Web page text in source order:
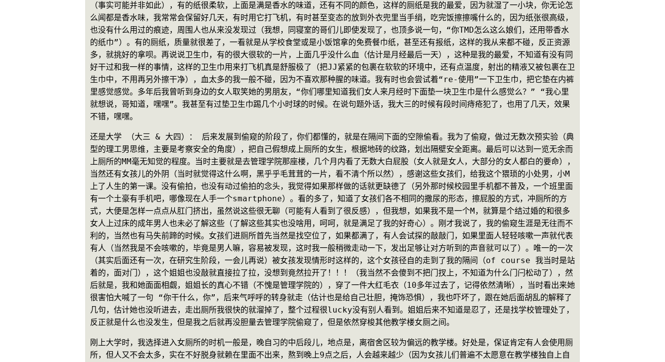
（事实可能并非如此），有的纸很柔软，上面是满是香水的味道，还有不同的颜色，这样的厕纸是我的最爱，因为就湿了一小块，你无论怎
么闻都是香水味，我常常会保留好几天，有时用它打飞机，有时甚至变态的放到外衣兜里当手绢，吃完饭擦擦嘴什么的，因为纸张很高级，
也没有什么用过的痕迹，周围人也从来没发现过（我想，同寝室的哥们儿即使发现了，也顶多说一句，“你TMD怎么这么娘们，还用带香水
的纸巾”）。有的厕纸，质量就很差了，一看就是从学校食堂或是小饭馆拿的免费餐巾纸，甚至还有报纸，这样的我从来都不碰，反正资源
多，就挑好的拿呗。再说说卫生巾，有的很大很软的一片，上面几乎没什么血（估计是月经最后一天），这种是我的最爱，不知道有没有同
好干过和我一样的事情，这样的卫生巾用来打飞机真是舒服极了（把JJ紧紧的包裹在软软的环境中，还有点温度，射出的精液又被包裹在卫
生巾中，不用再另外擦干净），血太多的我一般不碰，因为不喜欢那种腥的味道。我有时也会尝试着“re-使用”一下卫生巾，把它垫在内裤
里感觉感觉。多年后我曾听到身边的女人取笑她的男朋友，“你们哪里知道我们女人来月经时下面垫一块卫生巾是什么感觉么？” “我心里
就想说，哥知道，嘿嘿”。我甚至有过垫卫生巾踢几个小时球的时候。在说句题外话，我大三的时候有段时间痔疮犯了，也用了几天，效果
不错，嘿嘿。
还是大学 （大三 & 大四）： 后来发展到偷窥的阶段了，你们都懂的，就是在隔间下面的空隙偷看。我为了偷窥，做过无数次预实验（典
型的理工男思维，主要是考察安全的角度），把自己假想成上厕所的女生，根据地砖的纹路，划出隔壁安全距离。最后可以达到一览无余而
上厕所的MM毫无知觉的程度。当时主要就是去管理学院那座楼，几个月内看了无数大白屁股（女人就是女人，大部分的女人都白的要命），
当然还有女孩儿的外阴（当时就觉得这什么啊，黑乎乎毛茸茸的一片，看不清个所以然），感谢这些女孩们，给我这个猥琐的小处男，小M
上了人生的第一课。没有偷拍，也没有动过偷拍的念头，我觉得如果那样做的话就更缺德了（另外那时候校园里手机都不普及，一个班里面
有一个土豪有手机吧，哪像现在人手一个smartphone）。看的多了，知道了女孩们各不相同的撒尿的形态，擦屁股的方式，冲厕所的方
式，大便是怎样一点点从肛门挤出，虽然说这些很无聊（可能有人看到了很反感），但我想，如果我不是一个M，就算是个结过婚的和很多
女人上过床的成年男人也未必了解这些（了解这些其实也没啥用，呵呵，就是满足了我的好奇心）。刚才我说了，我的偷窥生涯是无往而不
利的，当然也有马失前蹄的时候。女孩们进厕所首先当然是找空位了，如果都满了，有人会试探的敲敲门，如果里面人轻轻咳嗽一声就代表
有人（当然我是不会咳嗽的，毕竟是男人嘛，容易被发现，这时我一般稍微走动一下，发出足够让对方听到的声音就可以了）。唯一的一次
（其实后面还有一次，在研究生阶段，一会儿再说）被女孩发现情形时这样的，这个女孩径自的走到了我的隔间（of course 我当时是站
着的，面对门），这个姐姐也没敲就直接拉了拉，没想到竟然拉开了！！！（我当然不会傻到不把门扠上，不知道为什么门闩松动了），然
后就是，我和她面面相觑，姐姐长的真心不错（不愧是管理学院的），穿了一件大红毛衣（10多年过去了，记得依然清晰），当时看出来她
很害怕大喊了一句 “你干什么，你”，后来气呼呼的转身就走（估计也是给自己壮胆，掩饰恐惧），我也吓坏了，跟在她后面胡乱的解释了
几句，估计她也没听进去，走出厕所我很快的就溜掉了，整个过程很lucky没有别人看到。姐姐后来不知道是忍了，还是找学校管理处了，
反正就是什么也没发生，但是我之后就再没胆量去管理学院偷窥了，但是依然穿梭其他教学楼女厕之间。
刚上大学时，我选择进入女厕所的时机一般是，晚自习的中后段儿，地点是，离宿舍区较为偏远的教学楼。好处是，保证肯定有人会使用厕
所，但人又不会太多，实在不好脱身就赖在里面不出来，熬到晚上9点之后，人会越来越少（因为女孩儿们普遍不太愿意在教学楼独自上自